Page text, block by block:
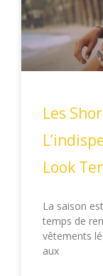
Les
Look
La saison
temps de
vêtements
aux